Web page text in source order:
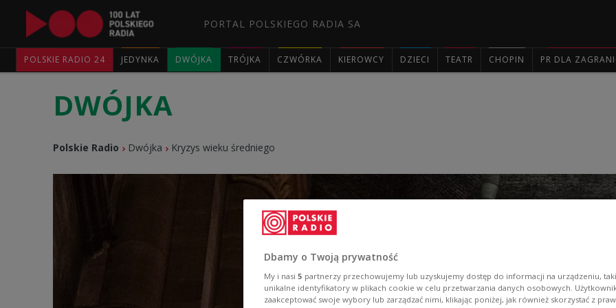
PORTAL POLSKIEGO RADIA SA
POLSKIE RADIO 24 JEDYNKA DWÓJKA TRÓJKA CZWÓRKA KIEROWCY DZIECI TEATR CHOPIN PR DLA
DWÓJKA
Polskie Radio Dwójka Kryzys wieku średniego
Dbamy o Twoją prywatność
My i nasi 5 partnerzy przechowujemy lub uzyskujemy dostęp do informacji na urządzeniu,
unikalne identyfikatory w plikach cookie w celu przetwarzania danych osobowych.
zaakceptować swoje wybory lub zarządzać nimi, klikając poniżej, jak również skorzystać z